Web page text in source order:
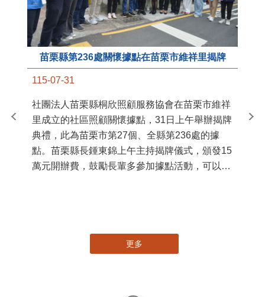
苗栗縣第236處關懷據點在苗栗市維祥里揭牌
115-07-31
社團法人苗栗縣桐欣照顧服務協會在苗栗市維祥
里成立的社區照顧關懷據點，31日上午舉辦揭牌
典禮，此為苗栗市第27個、全縣第236處的據
點。苗栗縣長鍾東錦上午主持揭牌儀式，頒發15
萬元開辦費，鼓勵長輩多參加據點活動，可以更
苗
更多